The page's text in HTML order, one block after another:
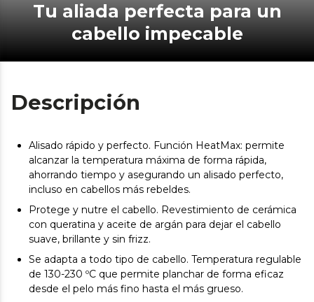
Tu aliada perfecta para un
cabello impecable
Descripción
Alisado rápido y perfecto. Función HeatMax: permite
alcanzar la temperatura máxima de forma rápida,
ahorrando tiempo y asegurando un alisado perfecto,
incluso en cabellos más rebeldes.
Protege y nutre el cabello. Revestimiento de cerámica
con queratina y aceite de argán para dejar el cabello
suave, brillante y sin frizz.
Se adapta a todo tipo de cabello. Temperatura regulable
de 130-230 ºC que permite planchar de forma eficaz
desde el pelo más fino hasta el más grueso.